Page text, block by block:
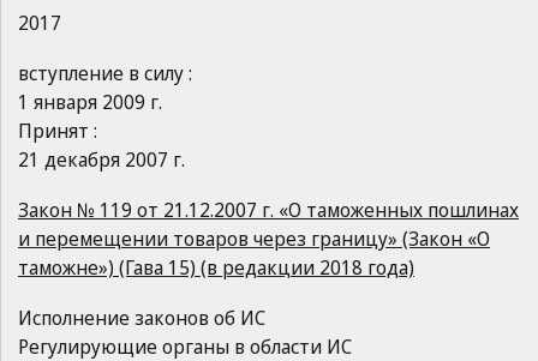
2017
вступление в силу :
1 января 2009 г.
Принят :
21 декабря 2007 г.
Закон № 119 от 21.12.2007 г. «О таможенных пошлинах
и перемещении товаров через границу» (Закон «О
таможне») (Гава 15) (в редакции 2018 года)
Исполнение законов об ИС
Регулирующие органы в области ИС